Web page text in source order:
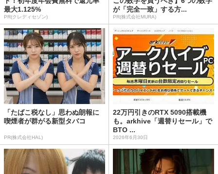
最大1.125%
PR(クレディセゾン)
が「完全一致」する方...
PR(株式会社MURA)
「たばこ税なし」思わぬ朗報に
喫煙者が群がる新型タバコ
PR(株式会社HAL)
22万円引きのRTX 5090搭載機
も。arkhive「週替りセール」で
BTO ...
2026年6月30日